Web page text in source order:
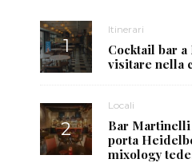
Itinerari
Cocktail bar
visitare nella
Locali
Bar
porta
mixology